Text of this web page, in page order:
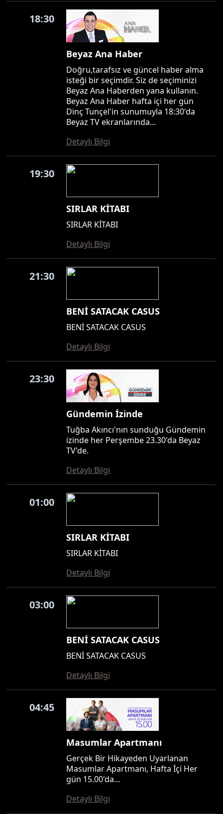
18:30
Beyaz Ana Haber
Doğru,tarafsız ve güncel haber alma
isteği bir seçimdir. Siz de seçiminizi
Beyaz Ana Haberden yana kullanın.
Beyaz Ana Haber hafta içi her gün
Dinç Tunçel'in sunumuyla 18:30'da
Beyaz TV ekranlarında...
Detaylı Bilgi
19:30
SIRLAR KİTABI
SIRLAR KİTABI
Detaylı Bilgi
21:30
BENİ SATACAK CASUS
BENİ SATACAK CASUS
Detaylı Bilgi
23:30
Gündemin İzinde
Tuğba Akıncı'nın sunduğu Gündemin
izinde her Perşembe 23.30'da Beyaz
TV'de.
Detaylı Bilgi
01:00
SIRLAR KİTABI
SIRLAR KİTABI
Detaylı Bilgi
03:00
BENİ SATACAK CASUS
BENİ SATACAK CASUS
Detaylı Bilgi
04:45
Masumlar Apartmanı
Gerçek Bir Hikayeden Uyarlanan
Masumlar Apartmanı, Hafta İçi Her
gün 15.00'da...
Detaylı Bilgi